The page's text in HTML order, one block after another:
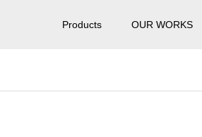
Products OUR WORKS